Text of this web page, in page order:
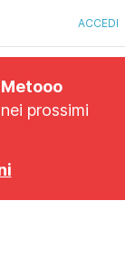
ACCEDI
prossimi